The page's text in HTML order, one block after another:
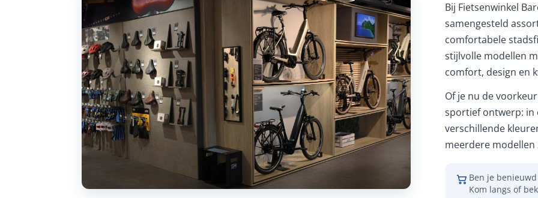
Bij Fietsenwinkel
samengesteld
comfortabele
stijlvolle modellen
comfort, design en
Of je nu de
sportief ontwerp: in
verschillende
meerdere
Ben je
Kom langs of